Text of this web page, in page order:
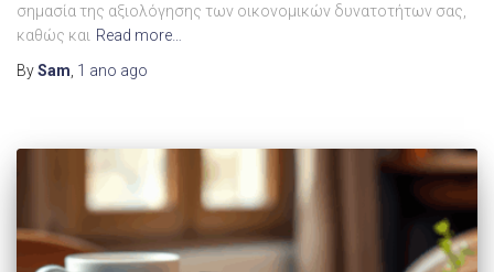
σημασία της αξιολόγησης των οικονομικών δυνατοτήτων σας,
καθώς και Read more…
BySam 1 ano ago